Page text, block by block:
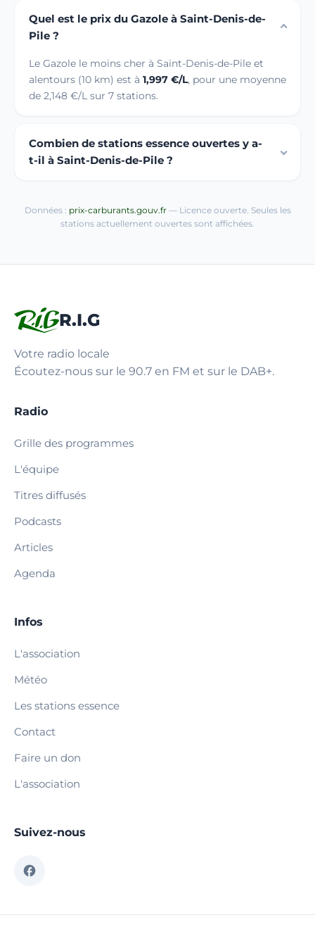
Quel est le prix du Gazole à Saint-Denis-de-
Pile ?
Le Gazole le moins cher à Saint-Denis-de-Pile et
alentours (10 km) est à 1,997 €/L, pour une moyenne
de 2,148 €/L sur 7 stations.
Combien de stations essence ouvertes y a-
t-il à Saint-Denis-de-Pile ?
Données : prix-carburants.gouv.fr— Licence ouverte. Seules les
stations actuellement ouvertes sont affichées.
R.I.G
Votre radio locale
Écoutez-nous sur le 90.7 en FM et sur le DAB+.
Radio
Grille des programmes
L'équipe
Titres diffusés
Podcasts
Articles
Agenda
Infos
L'association
Météo
Les stations essence
Contact
Faire un don
L'association
Suivez-nous